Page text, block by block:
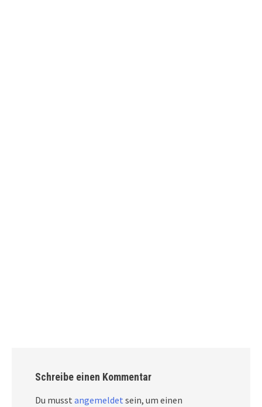
Schreibe einen Kommentar
Du musst angemeldet sein, um einen